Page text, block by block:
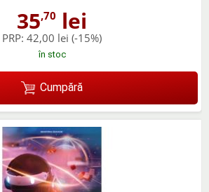
35,70 lei
PRP: 42,00 lei (-15%)
în stoc
Cumpără